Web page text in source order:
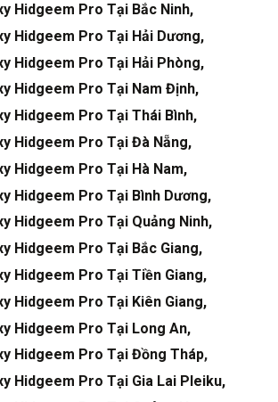
Hidgeem Pro Tại Bắc Ninh,
Hidgeem Pro Tại Hải Dương,
Hidgeem Pro Tại Hải Phòng,
Hidgeem Pro Tại Nam Định,
Hidgeem Pro Tại Thái Bình,
Hidgeem Pro Tại Đà Nẵng,
Hidgeem Pro Tại Hà Nam,
Hidgeem Pro Tại Bình Dương,
Hidgeem Pro Tại Quảng Ninh,
Hidgeem Pro Tại Bắc Giang,
Hidgeem Pro Tại Tiền Giang,
Hidgeem Pro Tại Kiên Giang,
Hidgeem Pro Tại Long An,
Hidgeem Pro Tại Đồng Tháp,
Hidgeem Pro Tại Gia Lai Pleiku,